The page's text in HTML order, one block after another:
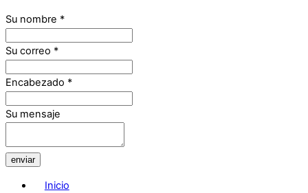
Su nombre *
Su correo *
Encabezado *
Su mensaje
enviar
Inicio